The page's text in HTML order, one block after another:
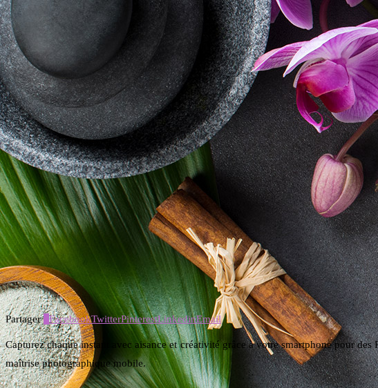
Partager FacebookTwitterPinterestLinkedinEmail
Capturez chaque instant avec aisance et créativité grâce à votre smartphone pour
maîtrise photographique mobile.